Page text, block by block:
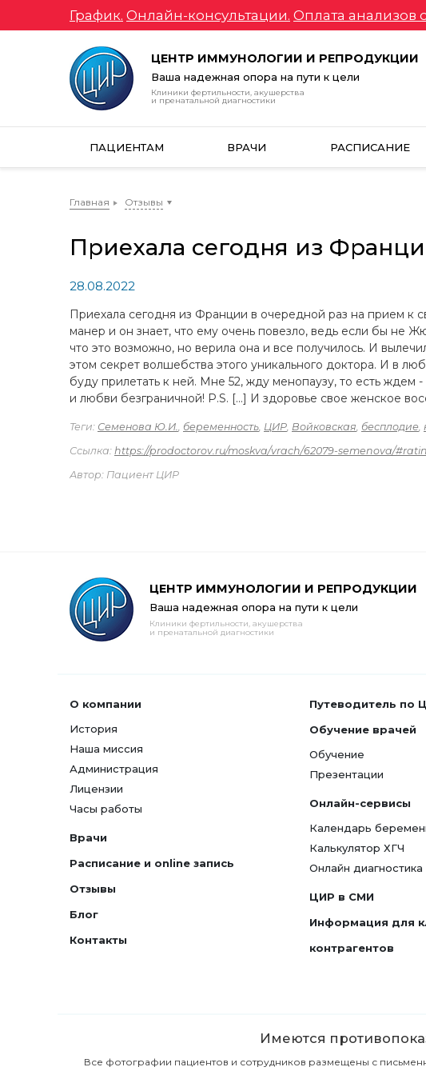
График. Онлайн-консультации. Оплата анализов
ЦЕНТР ИММУНОЛОГИИ И РЕПРОДУКЦИИ
Ваша надежная опора на пути к цели
Клиники фертильности, акушерства
и пренатальной диагностики
ПАЦИЕНТАМ ВРАЧИ РАСПИСАНИЕ
Главная Отзывы
Приехала сегодня из
28.08.2022
Приехала сегодня из Франции в очередной раз на прием
манер и он знает, что ему очень повезло, ведь если бы не
что это возможно, но верила она и все получилось. И
этом секрет волшебства этого уникального доктора. И в
буду прилетать к ней. Мне 52, жду менопаузу, то есть
и любви безграничной! P.S. [...] И здоровье свое женское
Теги: Семенова Ю.И., беременность, ЦИР, Войковская, бесплодие,
Ссылка: https://prodoctorov.ru/moskva/vrach/62079-semenova/
Автор: Пациент ЦИР
ЦЕНТР ИММУНОЛОГИИ И РЕПРОДУКЦИИ
Ваша надежная опора на пути к цели
Клиники фертильности, акушерства
и пренатальной диагностики
О компании
История
Наша миссия
Администрация
Лицензии
Часы работы
Врачи
Расписание и online запись
Отзывы
Блог
Контакты
Путеводитель по
Обучение врачей
Обучение
Презентации
Онлайн-сервисы
Календарь
Калькулятор ХГЧ
Онлайн диагностика
ЦИР в СМИ
Информация для
контрагентов
Имеются
Все фотографии пациентов и сотрудников размещены с